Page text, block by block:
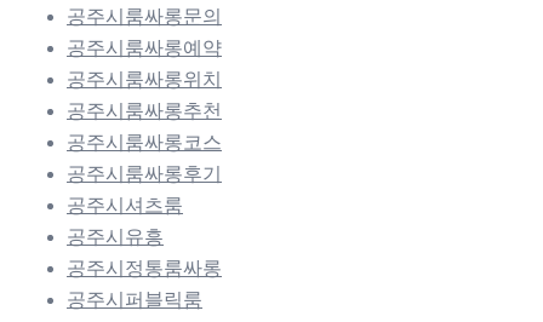
공주시룸싸롱문의
공주시룸싸롱예약
공주시룸싸롱위치
공주시룸싸롱추천
공주시룸싸롱코스
공주시룸싸롱후기
공주시셔츠룸
공주시유흥
공주시정통룸싸롱
공주시퍼블릭룸